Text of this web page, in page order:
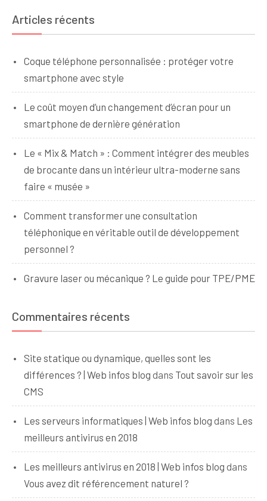
Articles récents
Coque téléphone personnalisée : protéger votre
smartphone avec style
Le coût moyen d’un changement d’écran pour un
smartphone de dernière génération
Le « Mix & Match » : Comment intégrer des meubles
de brocante dans un intérieur ultra-moderne sans
faire « musée »
Comment transformer une consultation
téléphonique en véritable outil de développement
personnel ?
Gravure laser ou mécanique ? Le guide pour TPE/PME
Commentaires récents
Site statique ou dynamique, quelles sont les
différences ? | Web infos blog dans Tout savoir sur les
CMS
Les serveurs informatiques | Web infos blog dans Les
meilleurs antivirus en 2018
Les meilleurs antivirus en 2018 | Web infos blog dans
Vous avez dit référencement naturel ?